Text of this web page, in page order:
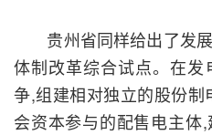
贵州省同样给出了发展
体制改革综合试点。在
争,组建相对独立的股份
会资本参与的配售电主体